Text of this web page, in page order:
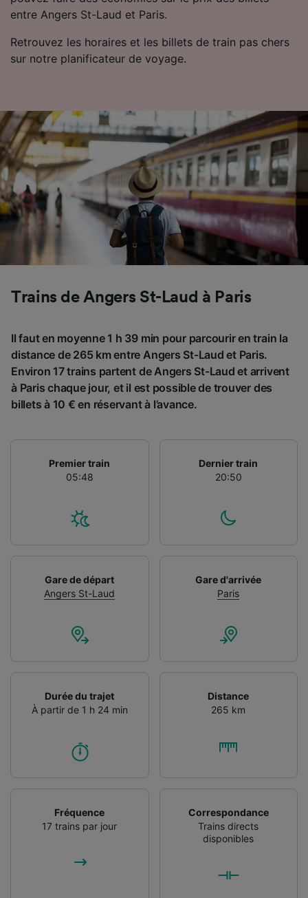
entre Angers St-Laud et Paris.
Retrouvez les horaires et les billets de train pas chers
sur notre planificateur de voyage.
Trains de Angers St-Laud à Paris
Il faut en moyenne 1 h 39 min pour parcourir en train la
distance de 265 km entre Angers St-Laud et Paris.
Environ 17 trains partent de Angers St-Laud et arrivent
à Paris chaque jour, et il est possible de trouver des
billets à 10 € en réservant à l’avance.
Premier train
05:48
Dernier train
20:50
Gare de départ
Angers St-Laud
Gare d'arrivée
Paris
Durée du trajet
À partir de 1 h 24 min
Distance
265 km
Fréquence
17 trains par jour
Correspondance
Trains directs
disponibles